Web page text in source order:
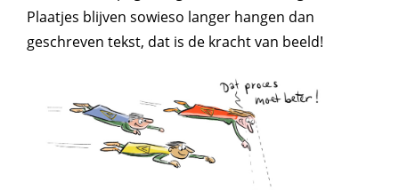
Plaatjes blijven sowieso langer hangen dan
geschreven tekst, dat is de kracht van beeld!